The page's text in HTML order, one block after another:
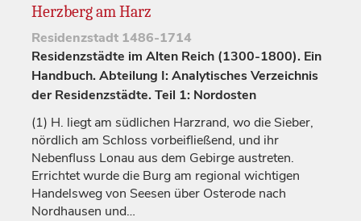
Herzberg am Harz
Residenzstadt 1486-1714
Residenzstädte im Alten Reich (1300-1800). Ein
Handbuch. Abteilung I: Analytisches Verzeichnis
der Residenzstädte. Teil 1: Nordosten
(1) H. liegt am südlichen Harzrand, wo die Sieber,
nördlich am Schloss vorbeifließend, und ihr
Nebenfluss Lonau aus dem Gebirge austreten.
Errichtet wurde die Burg am regional wichtigen
Handelsweg von Seesen über Osterode nach
Nordhausen und…